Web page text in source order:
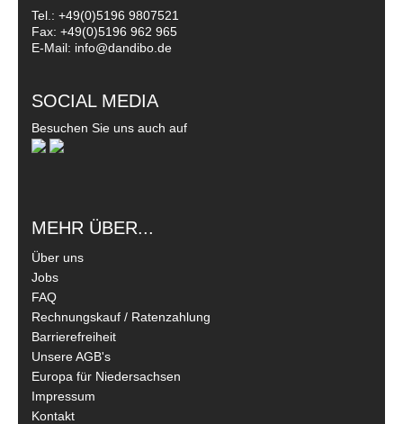
Tel.: +49(0)5196 9807521
Fax: +49(0)5196 962 965
E-Mail: info@dandibo.de
SOCIAL MEDIA
Besuchen Sie uns auch auf
MEHR ÜBER...
Über uns
Jobs
FAQ
Rechnungskauf / Ratenzahlung
Barrierefreiheit
Unsere AGB's
Europa für Niedersachsen
Impressum
Kontakt